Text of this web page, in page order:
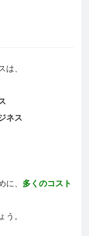
は、
ネス
に、 多くのコスト
う。